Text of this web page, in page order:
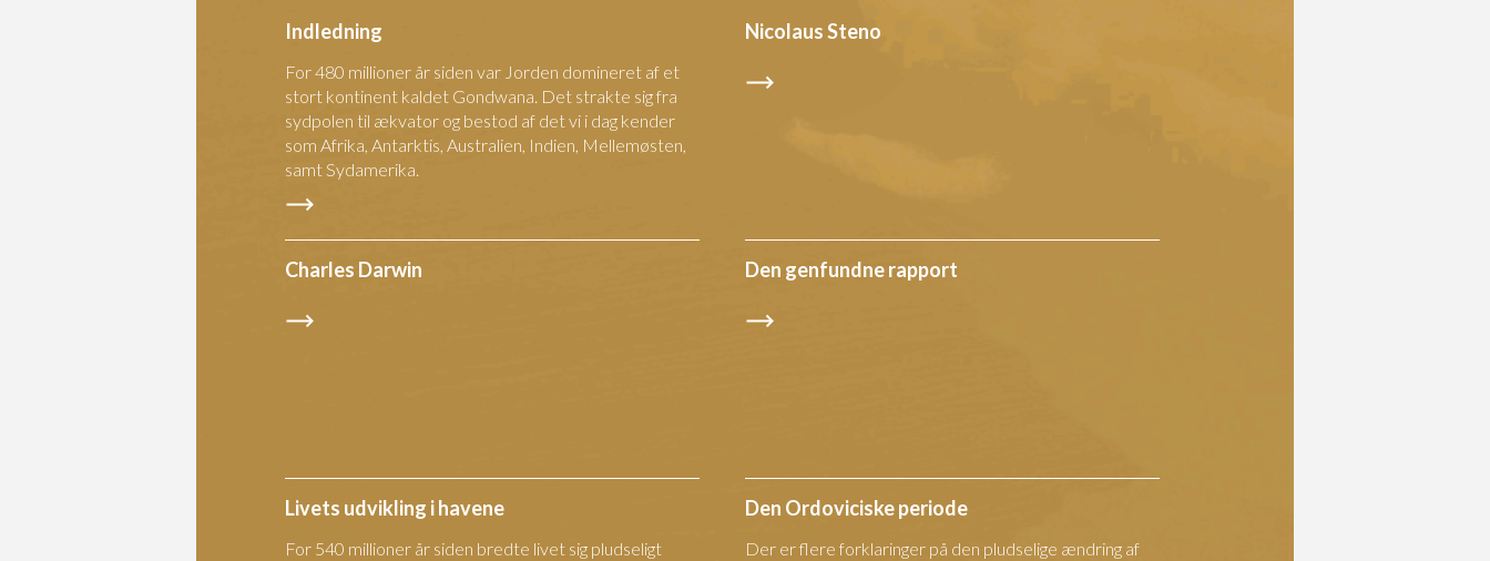
Indledning
For 480 millioner år siden var Jorden domineret af et
stort kontinent kaldet Gondwana. Det strakte sig fra
sydpolen til ækvator og bestod af det vi i dag kender
som Afrika, Antarktis, Australien, Indien, Mellemøsten,
samt Sydamerika.
Nicolaus Steno
Charles Darwin Den genfundne rapport
Livets udvikling i havene
For 540 millioner år siden bredte livet sig pludseligt
Den Ordoviciske periode
Der er flere forklaringer på den pludselige ændring af